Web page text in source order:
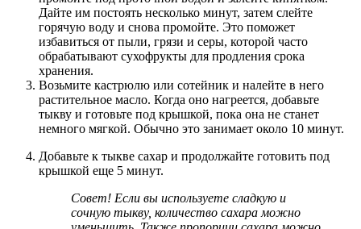
Дайте им постоять несколько минут, затем слейте
горячую воду и снова промойте. Это поможет
избавиться от пыли, грязи и серы, которой часто
обрабатывают сухофрукты для продления срока
хранения.
Возьмите кастрюлю или сотейник и налейте в него
растительное масло. Когда оно нагреется, добавьте
тыкву и готовьте под крышкой, пока она не станет
немного мягкой. Обычно это занимает около 10 минут.
Добавьте к тыкве сахар и продолжайте готовить под
крышкой еще 5 минут.
Совет! Если вы используете сладкую и
сочную тыкву, количество сахара можно